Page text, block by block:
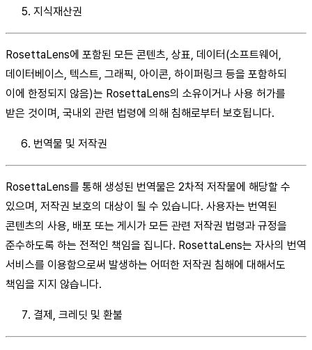
지식재산권
RosettaLens에 포함된 모든 콘텐츠, 상표, 데이터(소프트웨어,
데이터베이스, 텍스트, 그래픽, 아이콘, 하이퍼링크 등을 포함하되
이에 한정되지 않음)는 RosettaLens의 소유이거나 사용 허가를
받은 것이며, 국내외 관련 법령에 의해 침해로부터 보호됩니다.
번역물 및 저작권
RosettaLens를 통해 생성된 번역물은 2차적 저작물에 해당할 수
있으며, 저작권 보호의 대상이 될 수 있습니다. 사용자는 번역된
콘텐츠의 사용, 배포 또는 게시가 모든 관련 저작권 법령과 규정을
준수하도록 하는 전적인 책임을 집니다. RosettaLens는 자사의 번역
서비스를 이용함으로써 발생하는 어떠한 저작권 침해에 대해서도
책임을 지지 않습니다.
결제, 크레딧 및 환불